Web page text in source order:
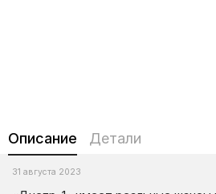
Описание Детали
31 августа 2023